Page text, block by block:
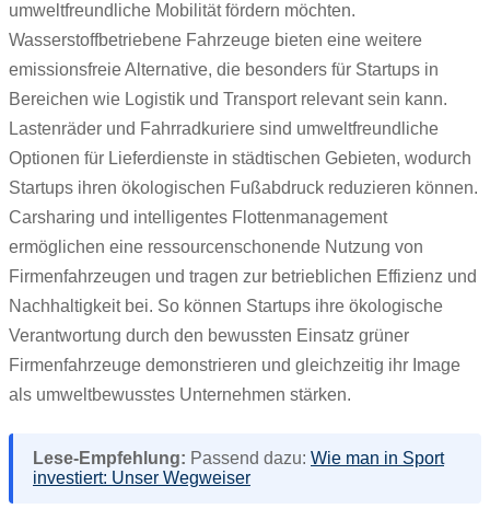
umweltfreundliche Mobilität fördern möchten.
Wasserstoffbetriebene Fahrzeuge bieten eine weitere
emissionsfreie Alternative, die besonders für Startups in
Bereichen wie Logistik und Transport relevant sein kann.
Lastenräder und Fahrradkuriere sind umweltfreundliche
Optionen für Lieferdienste in städtischen Gebieten, wodurch
Startups ihren ökologischen Fußabdruck reduzieren können.
Carsharing und intelligentes Flottenmanagement
ermöglichen eine ressourcenschonende Nutzung von
Firmenfahrzeugen und tragen zur betrieblichen Effizienz und
Nachhaltigkeit bei. So können Startups ihre ökologische
Verantwortung durch den bewussten Einsatz grüner
Firmenfahrzeuge demonstrieren und gleichzeitig ihr Image
als umweltbewusstes Unternehmen stärken.
Lese-Empfehlung: Passend dazu: Wie man in Sport
investiert: Unser Wegweiser